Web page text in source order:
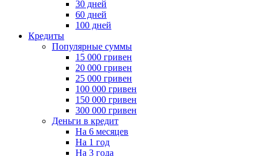
30 дней
60 дней
100 дней
Кредиты
Популярные суммы
15 000 гривен
20 000 гривен
25 000 гривен
100 000 гривен
150 000 гривен
300 000 гривен
Деньги в кредит
На 6 месяцев
На 1 год
На 3 года